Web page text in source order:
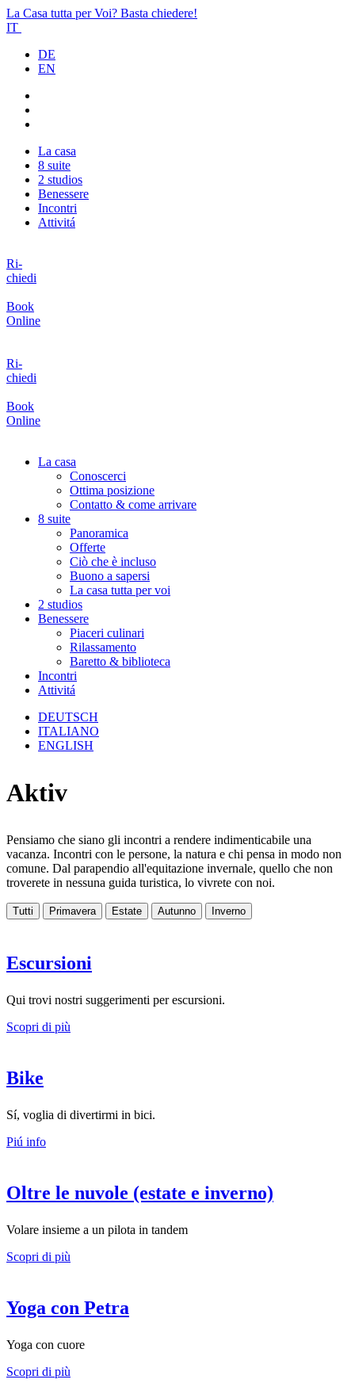
La Casa tutta per Voi? Basta chiedere!
IT
DE
EN
La casa
8 suite
2 studios
Benessere
Incontri
Attivitá
Ri-
chiedi
Book
Online
Ri-
chiedi
Book
Online
La casa
Conoscerci
Ottima posizione
Contatto & come arrivare
8 suite
Panoramica
Offerte
Ciò che è incluso
Buono a sapersi
La casa tutta per voi
2 studios
Benessere
Piaceri culinari
Rilassamento
Baretto & biblioteca
Incontri
Attivitá
DEUTSCH
ITALIANO
ENGLISH
Aktiv
Pensiamo che siano gli incontri a rendere indimenticabile una
vacanza. Incontri con le persone, la natura e chi pensa in modo non
comune. Dal parapendio all'equitazione invernale, quello che non
troverete in nessuna guida turistica, lo vivrete con noi.
Tutti Primavera Estate Autunno Inverno
Escursioni
Qui trovi nostri suggerimenti per escursioni.
Scopri di più
Bike
Sí, voglia di divertirmi in bici.
Piú info
Oltre le nuvole (estate e inverno)
Volare insieme a un pilota in tandem
Scopri di più
Yoga con Petra
Yoga con cuore
Scopri di più